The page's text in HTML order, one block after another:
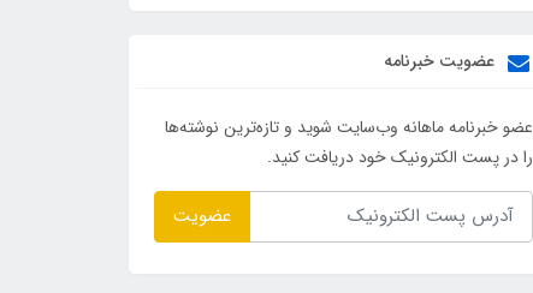
عضویت خبرنامه
عضو خبرنامه ماهانه وب‌سایت شوید و تازه‌ترین نوشته‌ها
را در پست الکترونیک خود دریافت کنید.
عضویت